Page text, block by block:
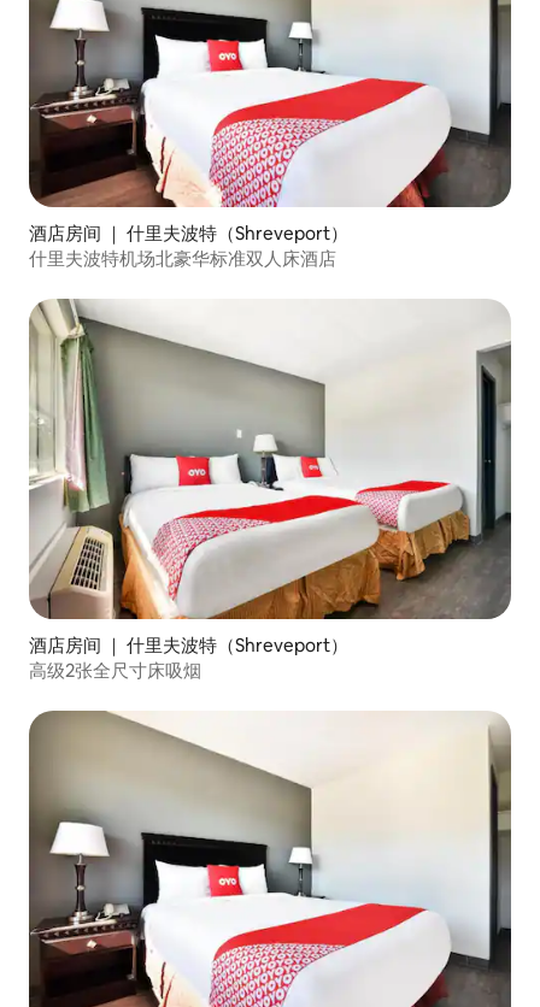
酒店房间 ｜ 什里夫波特（Shreveport）
什里夫波特机场北豪华标准双人床酒店
酒店房间 ｜ 什里夫波特（Shreveport）
高级2张全尺寸床吸烟